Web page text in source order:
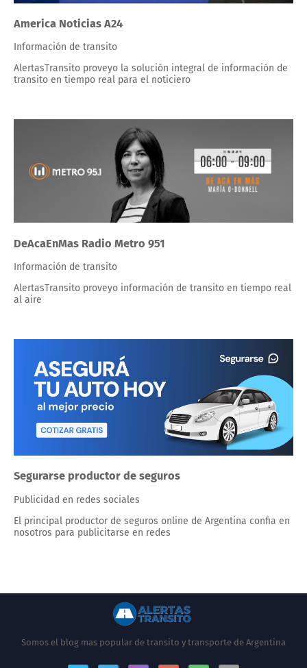
America Noticias A24
Información de transito
AlertasTransito proveyo la solución integral de información de
transito en tiempo real para el noticiero
DeAcaEnMas Radio Metro 951
Información de transito
AlertasTransito proveyo información de transito en tiempo real
al aire
Segurarse productor de seguros
Publicidad en redes sociales
El principal productor de seguros online de Argentina confia en
nosotros para publicitarse en redes
Somos el blog mas popular de transito y transporte de Argentina